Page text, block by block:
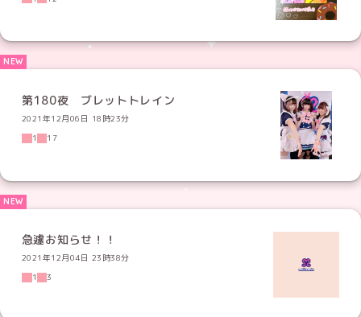
第180夜 ブレットトレイン
2021年12月06日 18時23分
1
17
急遽お知らせ！！
2021年12月04日 23時38分
1
3